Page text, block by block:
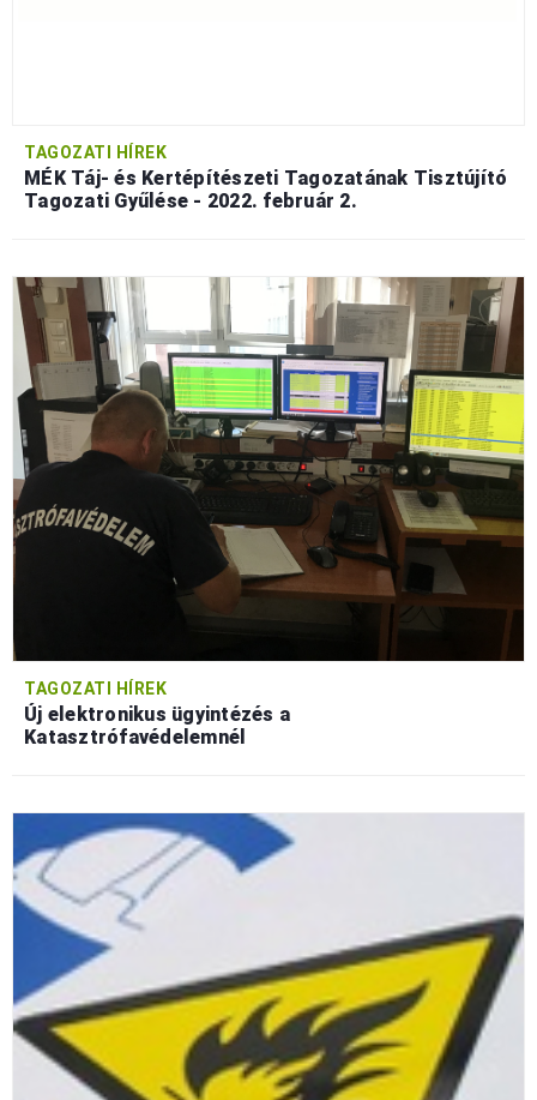
TAGOZATI HÍREK
MÉK Táj- és Kertépítészeti Tagozatának Tisztújító
Tagozati Gyűlése - 2022. február 2.
TAGOZATI HÍREK
Új elektronikus ügyintézés a
Katasztrófavédelemnél